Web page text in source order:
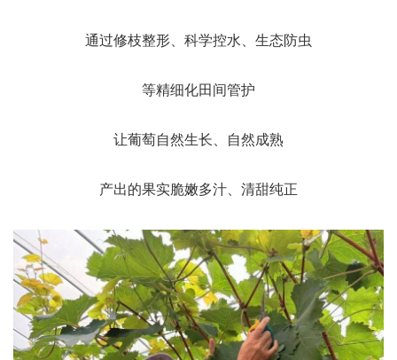
通过修枝整形、科学控水、生态防虫
等精细化田间管护
让葡萄自然生长、自然成熟
产出的果实脆嫩多汁、清甜纯正